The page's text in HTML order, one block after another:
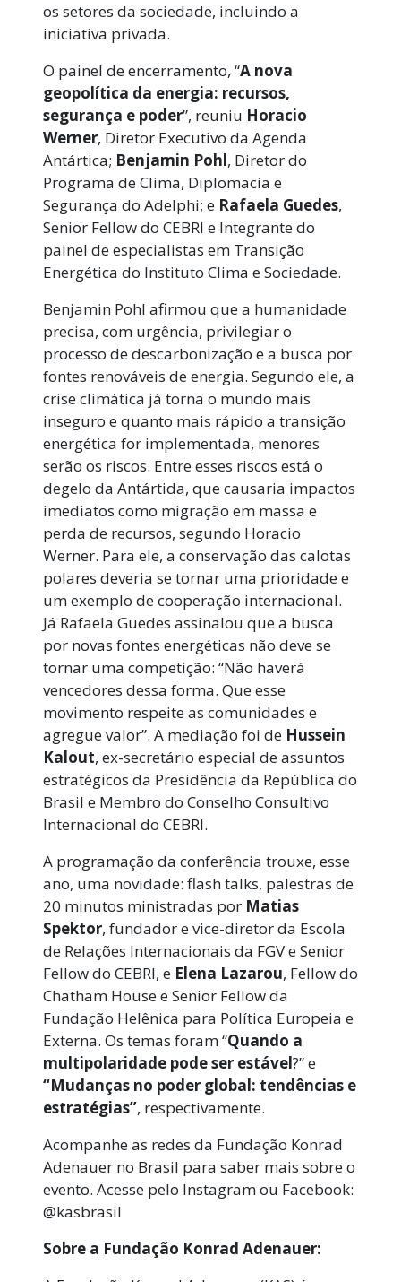
os setores da sociedade, incluindo a
iniciativa privada.
O painel de encerramento, “A nova
geopolítica da energia: recursos,
segurança e poder”, reuniu Horacio
Werner, Diretor Executivo da Agenda
Antártica; Benjamin Pohl, Diretor do
Programa de Clima, Diplomacia e
Segurança do Adelphi; e Rafaela Guedes,
Senior Fellow do CEBRI e Integrante do
painel de especialistas em Transição
Energética do Instituto Clima e Sociedade.
Benjamin Pohl afirmou que a humanidade
precisa, com urgência, privilegiar o
processo de descarbonização e a busca por
fontes renováveis de energia. Segundo ele, a
crise climática já torna o mundo mais
inseguro e quanto mais rápido a transição
energética for implementada, menores
serão os riscos. Entre esses riscos está o
degelo da Antártida, que causaria impactos
imediatos como migração em massa e
perda de recursos, segundo Horacio
Werner. Para ele, a conservação das calotas
polares deveria se tornar uma prioridade e
um exemplo de cooperação internacional.
Já Rafaela Guedes assinalou que a busca
por novas fontes energéticas não deve se
tornar uma competição: “Não haverá
vencedores dessa forma. Que esse
movimento respeite as comunidades e
agregue valor”. A mediação foi de Hussein
Kalout, ex-secretário especial de assuntos
estratégicos da Presidência da República do
Brasil e Membro do Conselho Consultivo
Internacional do CEBRI.
A programação da conferência trouxe, esse
ano, uma novidade: flash talks, palestras de
20 minutos ministradas por Matias
Spektor, fundador e vice-diretor da Escola
de Relações Internacionais da FGV e Senior
Fellow do CEBRI, e Elena Lazarou, Fellow do
Chatham House e Senior Fellow da
Fundação Helênica para Política Europeia e
Externa. Os temas foram“Quando a
multipolaridade pode ser estável?” e
“Mudanças no poder global: tendências e
estratégias”, respectivamente.
Acompanhe as redes da Fundação Konrad
Adenauer no Brasil para saber mais sobre o
evento. Acesse pelo Instagram ou Facebook:
@kasbrasil
Sobre a Fundação Konrad Adenauer: